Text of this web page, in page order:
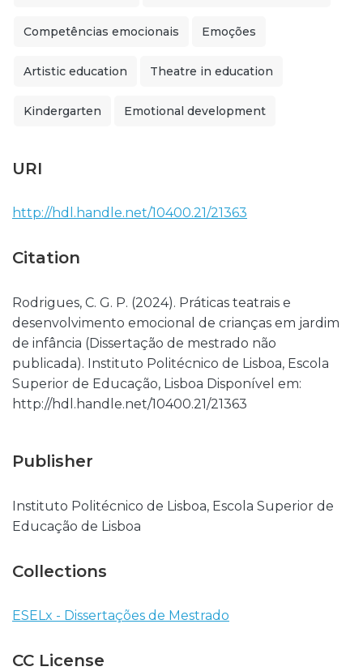
Competências emocionais Emoções
Artistic education Theatre in education
Kindergarten Emotional development
URI
http://hdl.handle.net/10400.21/21363
Citation
Rodrigues, C. G. P. (2024). Práticas teatrais e
desenvolvimento emocional de crianças em jardim
de infância (Dissertação de mestrado não
publicada). Instituto Politécnico de Lisboa, Escola
Superior de Educação, Lisboa Disponível em:
http://hdl.handle.net/10400.21/21363
Publisher
Instituto Politécnico de Lisboa, Escola Superior de
Educação de Lisboa
Collections
ESELx - Dissertações de Mestrado
CC License